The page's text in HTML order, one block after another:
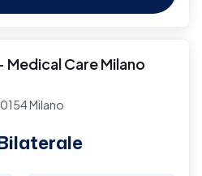
Medical Care Milano
Milano